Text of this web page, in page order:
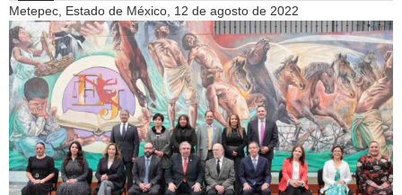
Metepec, Estado de México, 12 de agosto de 2022